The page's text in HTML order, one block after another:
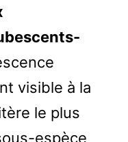
visible à la
le plus
espèce